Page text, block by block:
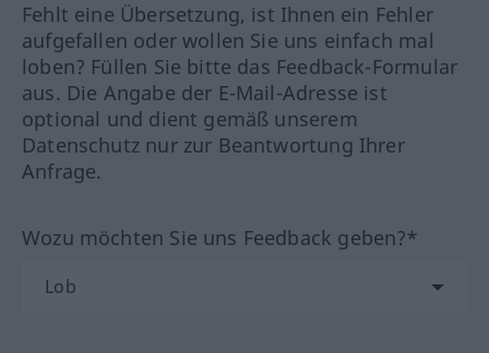
Fehlt eine Übersetzung, ist Ihnen ein Fehler
aufgefallen oder wollen Sie uns einfach mal
loben? Füllen Sie bitte das Feedback-Formular
aus. Die Angabe der E-Mail-Adresse ist
optional und dient gemäß unserem
Datenschutz nur zur Beantwortung Ihrer
Anfrage.
Wozu möchten Sie uns Feedback geben?*